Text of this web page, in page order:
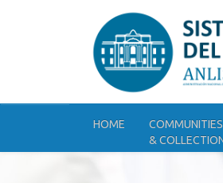
HOME
COMMUNITIES
&